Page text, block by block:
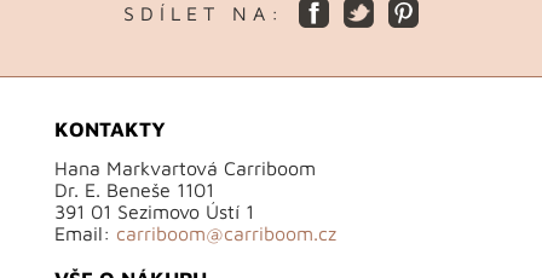
S D Í L E T N A :
KONTAKTY
Hana Markvartová Carriboom
Dr. E. Beneše 1101
391 01 Sezimovo Ústí 1
Email: carriboom@carriboom.cz